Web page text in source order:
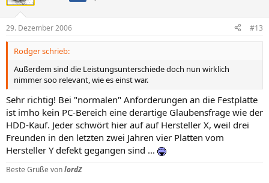
29. Dezember 2006 #13
Rodger schrieb:
Außerdem sind die Leistungsunterschiede doch nun wirklich
nimmer soo relevant, wie es einst war.
Sehr richtig! Bei "normalen" Anforderungen an die Festplatte
ist imho kein PC-Bereich eine derartige Glaubensfrage wie der
HDD-Kauf. Jeder schwört hier auf auf Hersteller X, weil drei
Freunden in den letzten zwei Jahren vier Platten vom
Hersteller Y defekt gegangen sind ...
Beste Grüße vonlordZ